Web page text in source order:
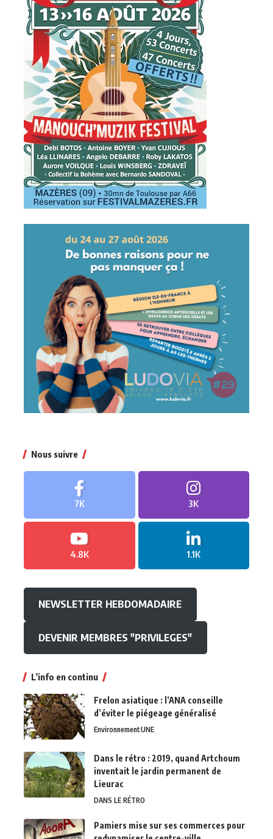
Nous suivre
7K 3K
4.8K 1.1K
NEWSLETTER HEBDOMADAIRE
DEVENIR MEMBRES "PRIVILEGES"
L'info en continu
Frelon asiatique : l’ANA conseille
d’éviter le piégeage généralisé
EnvironnementUNE
Dans le rétro : 2019, quand Artchoum
inventait le jardin permanent de
Lieurac
DANS LE RÉTRO
Pamiers mise sur ses commerces pour